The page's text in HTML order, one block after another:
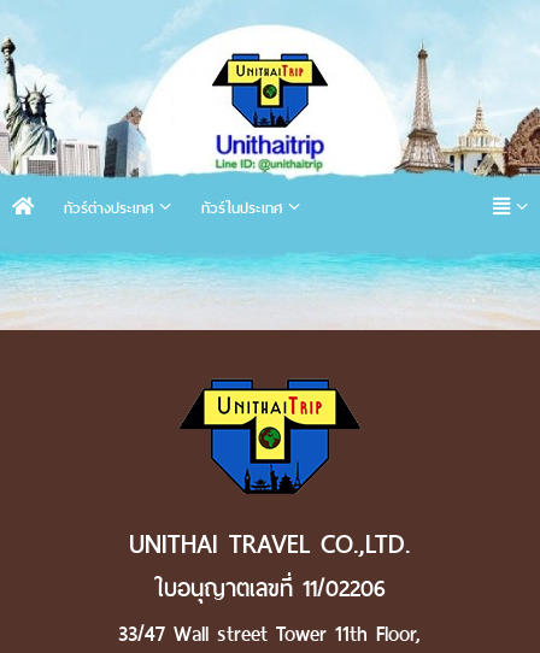
ทัวร์ต่างประเทศ ทัวร์ในประเทศ
UNITHAI TRAVEL CO.,LTD.
ใบอนุญาตเลขที่ 11/02206
33/47 Wall street Tower 11th Floor,